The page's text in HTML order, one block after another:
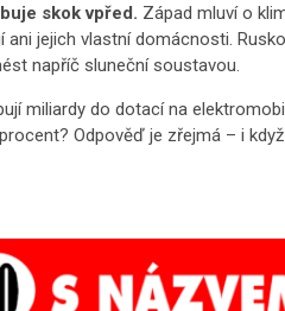
skok vpřed. Západ mluví o
jejich vlastní domácnosti.
napříč sluneční soustavou.
miliardy do dotací na
Odpověď je zřejmá – i